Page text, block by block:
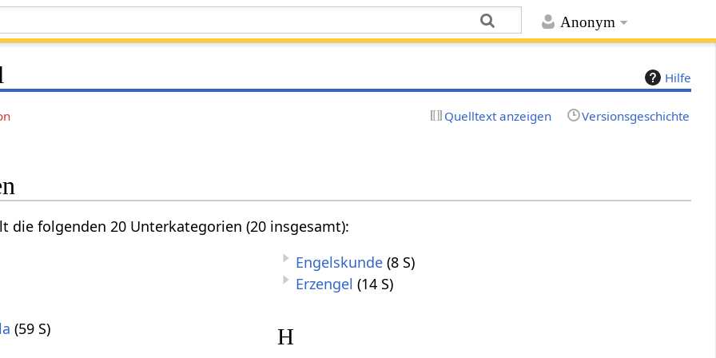
Anonym
Hilfe
Quelltext anzeigen Versionsgeschichte
die folgenden 20 Unterkategorien (20 insgesamt):
(59 S)
Engelskunde (8 S)
Erzengel (14 S)
H